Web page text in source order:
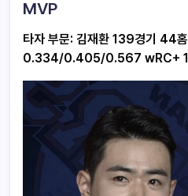
MVP
타자 부문: 김재환 139경기 44
0.334/0.405/0.567 wRC+